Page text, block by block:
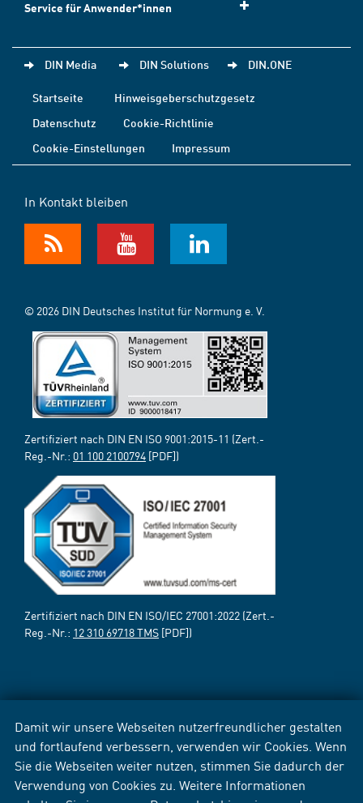
Damit wir unsere Webseiten nutzerfreundlicher gestalten
und fortlaufend verbessern, verwenden wir Cookies. Wenn
Sie die Webseiten weiter nutzen, stimmen Sie dadurch der
Verwendung von Cookies zu. Weitere Informationen
Service für Anwender*innen
DIN Media DIN Solutions DIN.ONE
Startseite
Hinweisgeberschutzgesetz
Datenschutz
Cookie-Richtlinie
Cookie-Einstellungen
Impressum
In Kontakt bleiben
© 2026 DIN Deutsches Institut für Normung e. V.
Zertifiziert nach DIN EN ISO 9001:2015-11 (Zert.-
Reg.-Nr.: 01 100 2100794 [PDF])
Zertifiziert nach DIN EN ISO/IEC 27001:2022 (Zert.-
Reg.-Nr.: 12 310 69718 TMS [PDF])